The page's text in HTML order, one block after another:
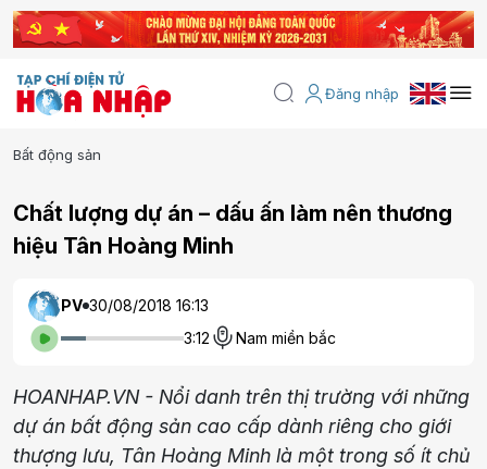
Đăng nhập
Bất động sản
Chất lượng dự án – dấu ấn làm nên thương
hiệu Tân Hoàng Minh
PV 30/08/2018 16:13
3:12
Nam miền bắc
HOANHAP.VN - Nổi danh trên thị trường với những
dự án bất động sản cao cấp dành riêng cho giới
thượng lưu, Tân Hoàng Minh là một trong số ít chủ